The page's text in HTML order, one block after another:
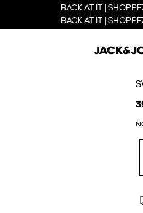
BACK AT IT |
BACK AT IT |